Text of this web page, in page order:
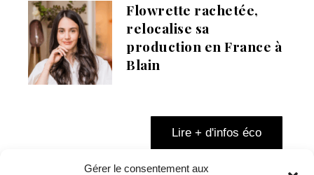
Gérer le consentement aux
Flowrette rachetée,
relocalise sa
production en France à
Blain
Lire + d'infos éco